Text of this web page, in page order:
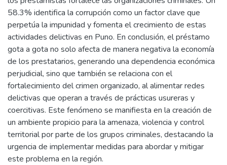
58.3% identifica la corrupción como un factor clave que
perpetúa la impunidad y fomenta el crecimiento de estas
actividades delictivas en Puno. En conclusión, el préstamo
gota a gota no solo afecta de manera negativa la economía
de los prestatarios, generando una dependencia económica
perjudicial, sino que también se relaciona con el
fortalecimiento del crimen organizado, al alimentar redes
delictivas que operan a través de prácticas usureras y
coercitivas. Este fenómeno se manifiesta en la creación de
un ambiente propicio para la amenaza, violencia y control
territorial por parte de los grupos criminales, destacando la
urgencia de implementar medidas para abordar y mitigar
este problema en la región.